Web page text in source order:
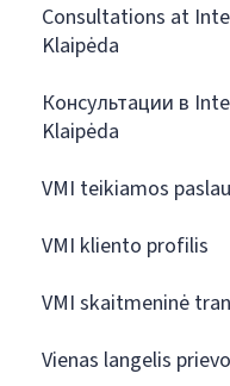
Consultations at
Klaipėda
Консультации в
Klaipėda
VMI teikiamos
VMI kliento profilis
VMI skaitmeninė
Vienas langelis